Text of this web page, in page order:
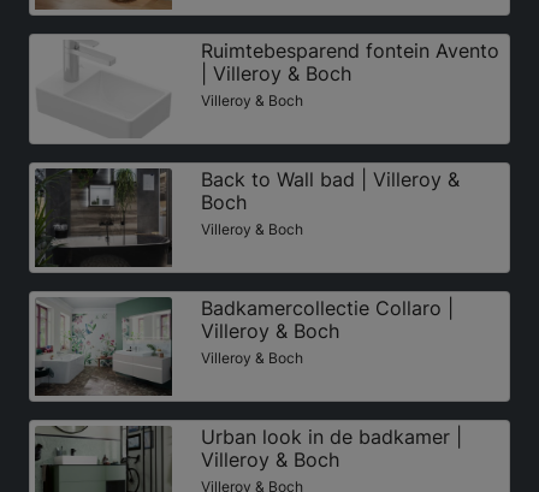
Ruimtebesparend fontein Avento
| Villeroy & Boch
Villeroy & Boch
Back to Wall bad | Villeroy &
Boch
Villeroy & Boch
Badkamercollectie Collaro |
Villeroy & Boch
Villeroy & Boch
Urban look in de badkamer |
Villeroy & Boch
Villeroy & Boch